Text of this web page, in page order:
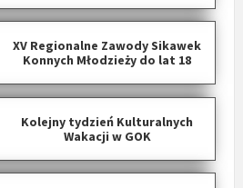
XV Regionalne Zawody Sikawek
Konnych Młodzieży do lat 18
Kolejny tydzień Kulturalnych
Wakacji w GOK